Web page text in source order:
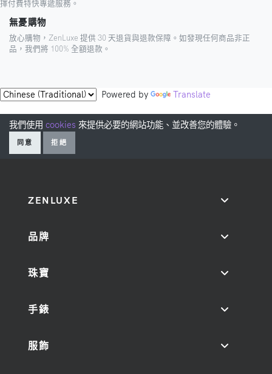
擇付費特快專遞服務。
無憂購物
放心購物，ZenLuxe 提供 30 天退貨與退款保障。如發現任何商品非正
品，我們將 100% 全額退款。
Powered by Translate
我們使用 cookies 來提供必要的網站功能、並改善您的體驗。
同意 拒絕
ZENLUXE
品牌
珠寶
手錶
服飾